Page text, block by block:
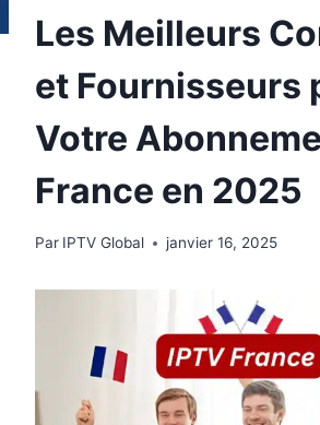
Les Meilleurs
et Fournisseurs
Votre
France en 2025
Par IPTV Global janvier 16, 2025